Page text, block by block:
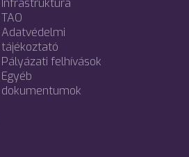
Infrastruktúra
TAO
Adatvédelmi
tájékoztató
Pályázati felhívások
Egyéb
dokumentumok